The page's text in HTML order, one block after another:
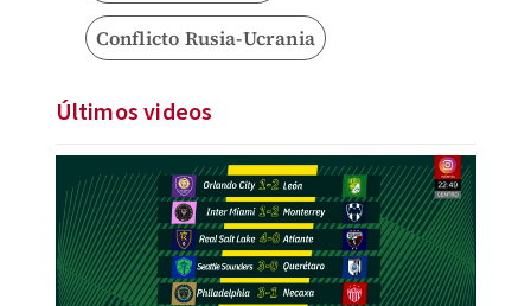
Conflicto Rusia-Ucrania
Últimos videos